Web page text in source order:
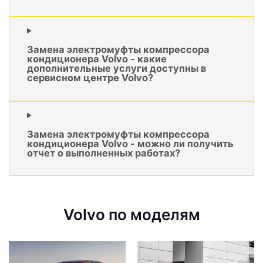
Замена электромуфты компрессора
кондиционера Volvo - какие
дополнительные услуги доступны в
сервисном центре Volvo?
Замена электромуфты компрессора
кондиционера Volvo - можно ли получить
отчет о выполненных работах?
Volvo по моделям